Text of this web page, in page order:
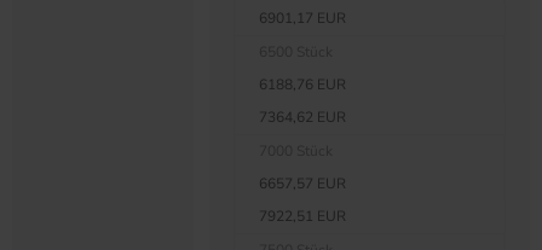
6901,17 EUR
6188,76 EUR
7364,62 EUR
6657,57 EUR
7922,51 EUR